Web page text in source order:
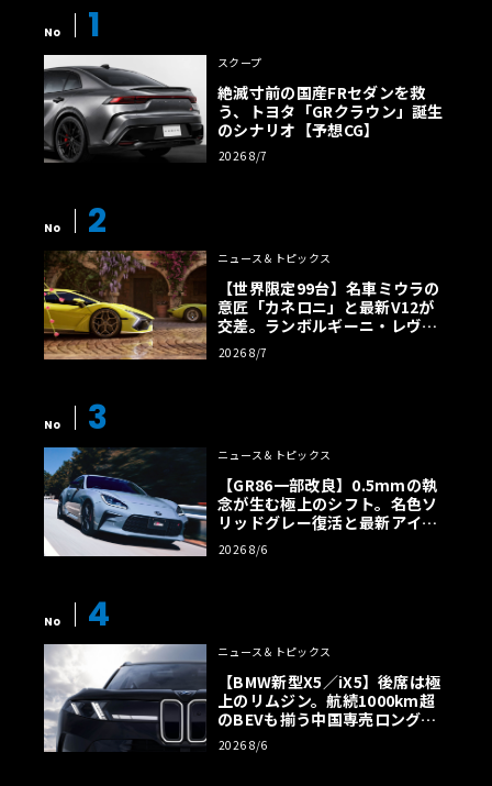
No 1
スクープ
絶滅寸前の国産FRセダンを救
う、トヨタ「GRクラウン」誕生
のシナリオ【予想CG】
2026 8/7
No 2
ニュース＆トピックス
【世界限定99台】名車ミウラの
意匠「カネロニ」と最新V12が
交差。ランボルギーニ・レヴエ
ルトに60周年記念車が登場
2026 8/7
No 3
ニュース＆トピックス
【GR86一部改良】0.5mmの執
念が生む極上のシフト。名色ソ
リッドグレー復活と最新アイサ
イトでFRの極みへ
2026 8/6
No 4
ニュース＆トピックス
【BMW新型X5／iX5】後席は極
上のリムジン。航続1000km超
のBEVも揃う中国専売ロング仕
様の全貌
2026 8/6